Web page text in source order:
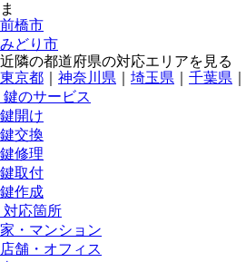
ま
前橋市
みどり市
近隣の都道府県の対応エリアを見る
東京都
神奈川県 埼玉県 千葉県
鍵のサービス
鍵開け
鍵交換
鍵修理
鍵取付
鍵作成
対応箇所
家・マンション
店舗・オフィス